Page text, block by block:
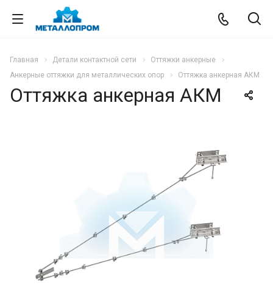
Главная Детали контактной сети
Оттяжки анкерные
Анкерные оттяжки для металлических опор
Оттяжка анкерная АКМ
Оттяжка анкерная АКМ